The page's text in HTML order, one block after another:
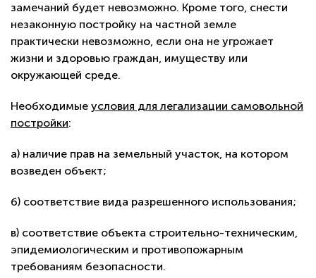
замечаний будет невозможно. Кроме того, снести
незаконную постройку на частной земле
практически невозможно, если она не угрожает
жизни и здоровью граждан, имуществу или
окружающей среде.
Необходимые условия для легализации самовольной
постройки:
а) наличие прав на земельный участок, на котором
возведен объект;
б) соответствие вида разрешенного использования;
в) соответствие объекта строительно-техническим,
эпидемиологическим и противопожарным
требованиям безопасности.